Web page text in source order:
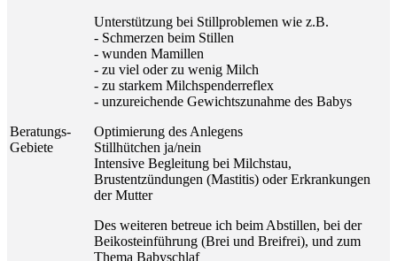
Beratungs-
Gebiete
Unterstützung bei Stillproblemen wie z.B.
- Schmerzen beim Stillen
- wunden Mamillen
- zu viel oder zu wenig Milch
- zu starkem Milchspenderreflex
- unzureichende Gewichtszunahme des Babys
Optimierung des Anlegens
Stillhütchen ja/nein
Intensive Begleitung bei Milchstau,
Brustentzündungen (Mastitis) oder Erkrankungen
der Mutter
Des weiteren betreue ich beim Abstillen, bei der
Beikosteinführung (Brei und Breifrei), und zum
Thema Babyschlaf